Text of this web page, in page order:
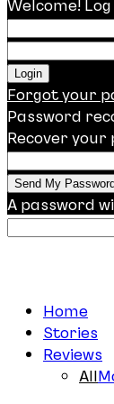
Welcome!
Forgot your
Password
Recover your
A password
Home
Stories
Reviews
All